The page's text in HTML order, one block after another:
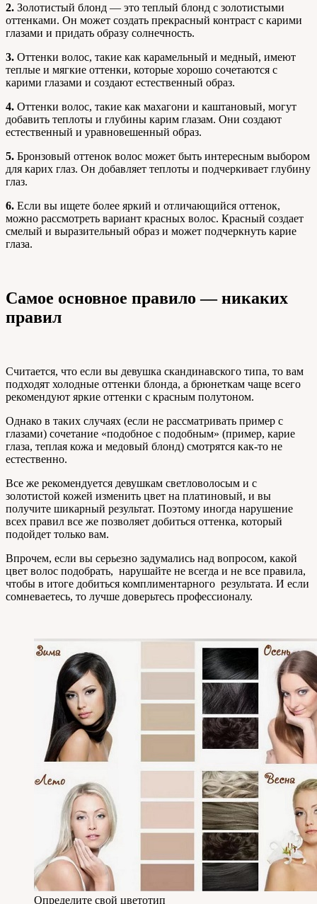
2. Золотистый блонд — это теплый блонд с золотистыми
оттенками. Он может создать прекрасный контраст с карими
глазами и придать образу солнечность.
3. Оттенки волос, такие как карамельный и медный, имеют
теплые и мягкие оттенки, которые хорошо сочетаются с
карими глазами и создают естественный образ.
4. Оттенки волос, такие как махагони и каштановый, могут
добавить теплоты и глубины карим глазам. Они создают
естественный и уравновешенный образ.
5. Бронзовый оттенок волос может быть интересным выбором
для карих глаз. Он добавляет теплоты и подчеркивает глубину
глаз.
6. Если вы ищете более яркий и отличающийся оттенок,
можно рассмотреть вариант красных волос. Красный создает
смелый и выразительный образ и может подчеркнуть карие
глаза.
Самое основное правило — никаких
правил
Считается, что если вы девушка скандинавского типа, то вам
подходят холодные оттенки блонда, а брюнеткам чаще всего
рекомендуют яркие оттенки с красным полутоном.
Однако в таких случаях (если не рассматривать пример с
глазами) сочетание «подобное с подобным» (пример, карие
глаза, теплая кожа и медовый блонд) смотрятся как-то не
естественно.
Все же рекомендуется девушкам светловолосым и с
золотистой кожей изменить цвет на платиновый, и вы
получите шикарный результат. Поэтому иногда нарушение
всех правил все же позволяет добиться оттенка, который
подойдет только вам.
Впрочем, если вы серьезно задумались над вопросом, какой
цвет волос подобрать, нарушайте не всегда и не все правила,
чтобы в итоге добиться комплиментарного результата. И если
сомневаетесь, то лучше доверьтесь профессионалу.
Определите свой цветотип